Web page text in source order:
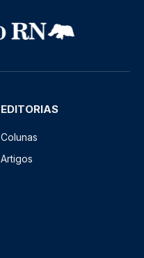
EDITORIAS
Colunas
Artigos